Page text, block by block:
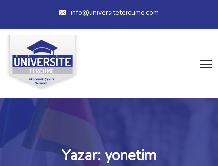
info@universitetercume.com
Yazar: yonetim